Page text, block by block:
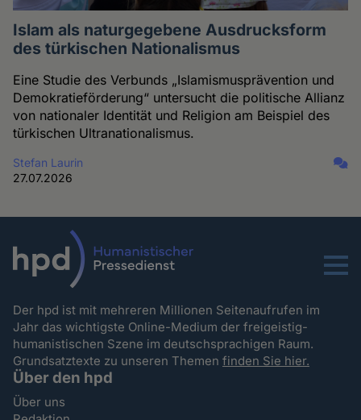
Islam als naturgegebene Ausdrucksform
des türkischen Nationalismus
Eine Studie des Verbunds „Islamismusprävention und
Demokratieförderung“ untersucht die politische Allianz
von nationaler Identität und Religion am Beispiel des
türkischen Ultranationalismus.
Stefan Laurin
27.07.2026
Menu
Der hpd ist mit mehreren Millionen Seitenaufrufen im
Jahr das wichtigste Online-Medium der freigeistig-
humanistischen Szene im deutschsprachigen Raum.
Grundsatztexte zu unseren Themenfinden Sie hier.
Über den hpd
Über uns